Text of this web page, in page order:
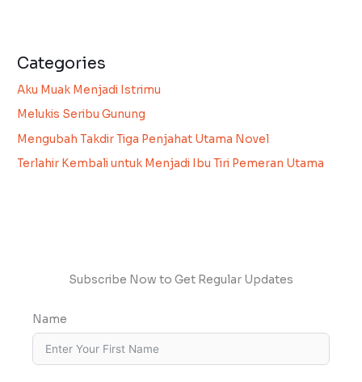
Categories
Aku Muak Menjadi Istrimu
Melukis Seribu Gunung
Mengubah Takdir Tiga Penjahat Utama Novel
Terlahir Kembali untuk Menjadi Ibu Tiri Pemeran Utama
Subscribe Now to Get Regular Updates
Name